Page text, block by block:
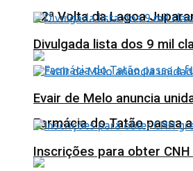
12ª Volta da Lagoa
Farmácia do Tatão passa
Divulgada lista dos 9 mil
Evair de Melo anuncia
Inscrições para obter